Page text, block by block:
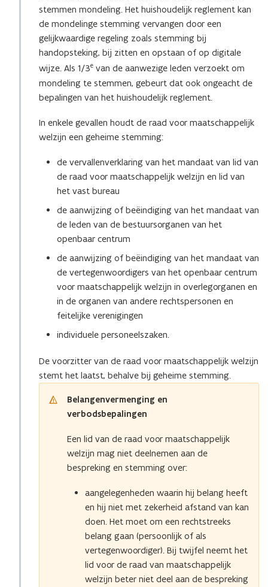
stemmen mondeling. Het huishoudelijk reglement kan
de mondelinge stemming vervangen door een
gelijkwaardige regeling zoals stemming bij
handopsteking, bij zitten en opstaan of op digitale
wijze. Als 1/3e van de aanwezige leden verzoekt om
mondeling te stemmen, gebeurt dat ook ongeacht de
bepalingen van het huishoudelijk reglement.
In enkele gevallen houdt de raad voor maatschappelijk
welzijn een geheime stemming:
de vervallenverklaring van het mandaat van lid van
de raad voor maatschappelijk welzijn en lid van
het vast bureau
de aanwijzing of beëindiging van het mandaat van
de leden van de bestuursorganen van het
openbaar centrum
de aanwijzing of beëindiging van het mandaat van
de vertegenwoordigers van het openbaar centrum
voor maatschappelijk welzijn in overlegorganen en
in de organen van andere rechtspersonen en
feitelijke verenigingen
individuele personeelszaken.
De voorzitter van de raad voor maatschappelijk welzijn
stemt het laatst, behalve bij geheime stemming.
Belangenvermenging en
verbodsbepalingen
Een lid van de raad voor maatschappelijk
welzijn mag niet deelnemen aan de
bespreking en stemming over:
aangelegenheden waarin hij belang heeft
en hij niet met zekerheid afstand van kan
doen. Het moet om een rechtstreeks
belang gaan (persoonlijk of als
vertegenwoordiger). Bij twijfel neemt het
lid voor de raad van maatschappelijk
welzijn beter niet deel aan de bespreking